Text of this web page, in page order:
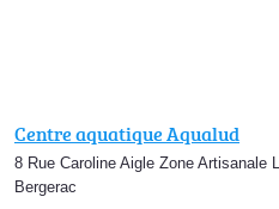
Centre aquatique Aqualud
8 Rue Caroline Aigle Zone Artisanale
Bergerac